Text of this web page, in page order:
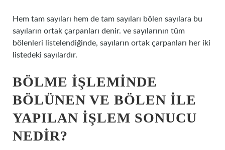
Hem tam sayıları hem de tam sayıları bölen sayılara bu
sayıların ortak çarpanları denir. ve sayılarının tüm
bölenleri listelendiğinde, sayıların ortak çarpanları her iki
listedeki sayılardır.
BÖLME IŞLEMINDE
BÖLÜNEN VE BÖLEN ILE
YAPILAN IŞLEM SONUCU
NEDIR?